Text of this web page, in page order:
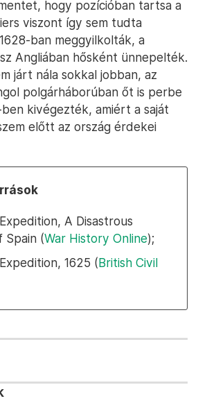
hogy pozícióban tartsa a
viszont így sem tudta
ban meggyilkolták, a
Angliában hősként ünnepelték.
járt nála sokkal jobban, az
polgárháborúban őt is perbe
kivégezték, amiért a saját
előtt az ország érdekei
A Disastrous
Spain (War History Online);
1625 (British Civil